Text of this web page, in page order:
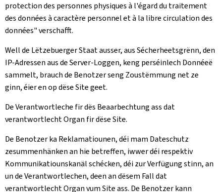
protection des personnes physiques à l'égard du traitement
des données à caractère personnel et à la libre circulation des
données" verschafft.
Well de Lëtzebuerger Staat ausser, aus Sécherheetsgrënn, den
IP-Adressen aus de Server-Loggen, keng perséinlech Donnéeë
sammelt, brauch de Benotzer seng Zoustëmmung net ze
ginn, éier en op dëse Site geet.
De Verantwortleche fir dës Beaarbechtung ass dat
verantwortlecht Organ fir dëse Site.
De Benotzer ka Reklamatiounen, déi mam Dateschutz
zesummenhänken an hie betreffen, iwwer déi respektiv
Kommunikatiounskanäl schécken, déi zur Verfügung stinn, an
un de Verantwortlechen, deen an dësem Fall dat
verantwortlecht Organ vum Site ass. De Benotzer kann